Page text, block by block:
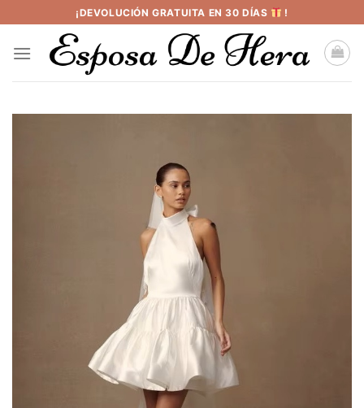
al
contenido
¡DEVOLUCIÓN GRATUITA EN 30 DÍAS !